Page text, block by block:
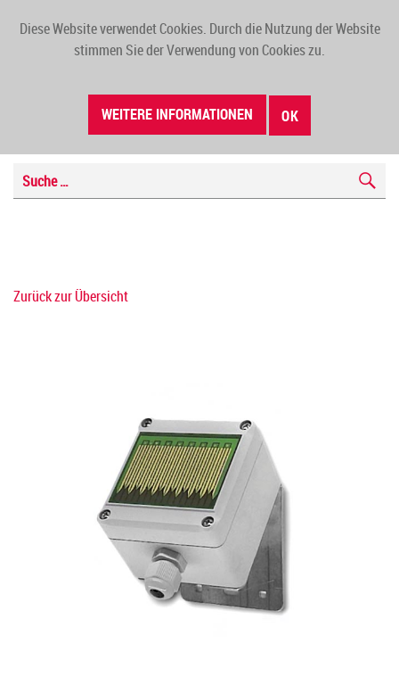
Diese Website verwendet Cookies. Durch die Nutzung der Website
stimmen Sie der Verwendung von Cookies zu.
WEITERE INFORMATIONEN OK
Zurück zur Übersicht